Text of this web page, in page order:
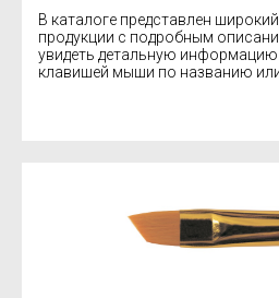
В каталоге представлен
продукции с подробным
увидеть детальную информацию
клавишей мыши по названию или